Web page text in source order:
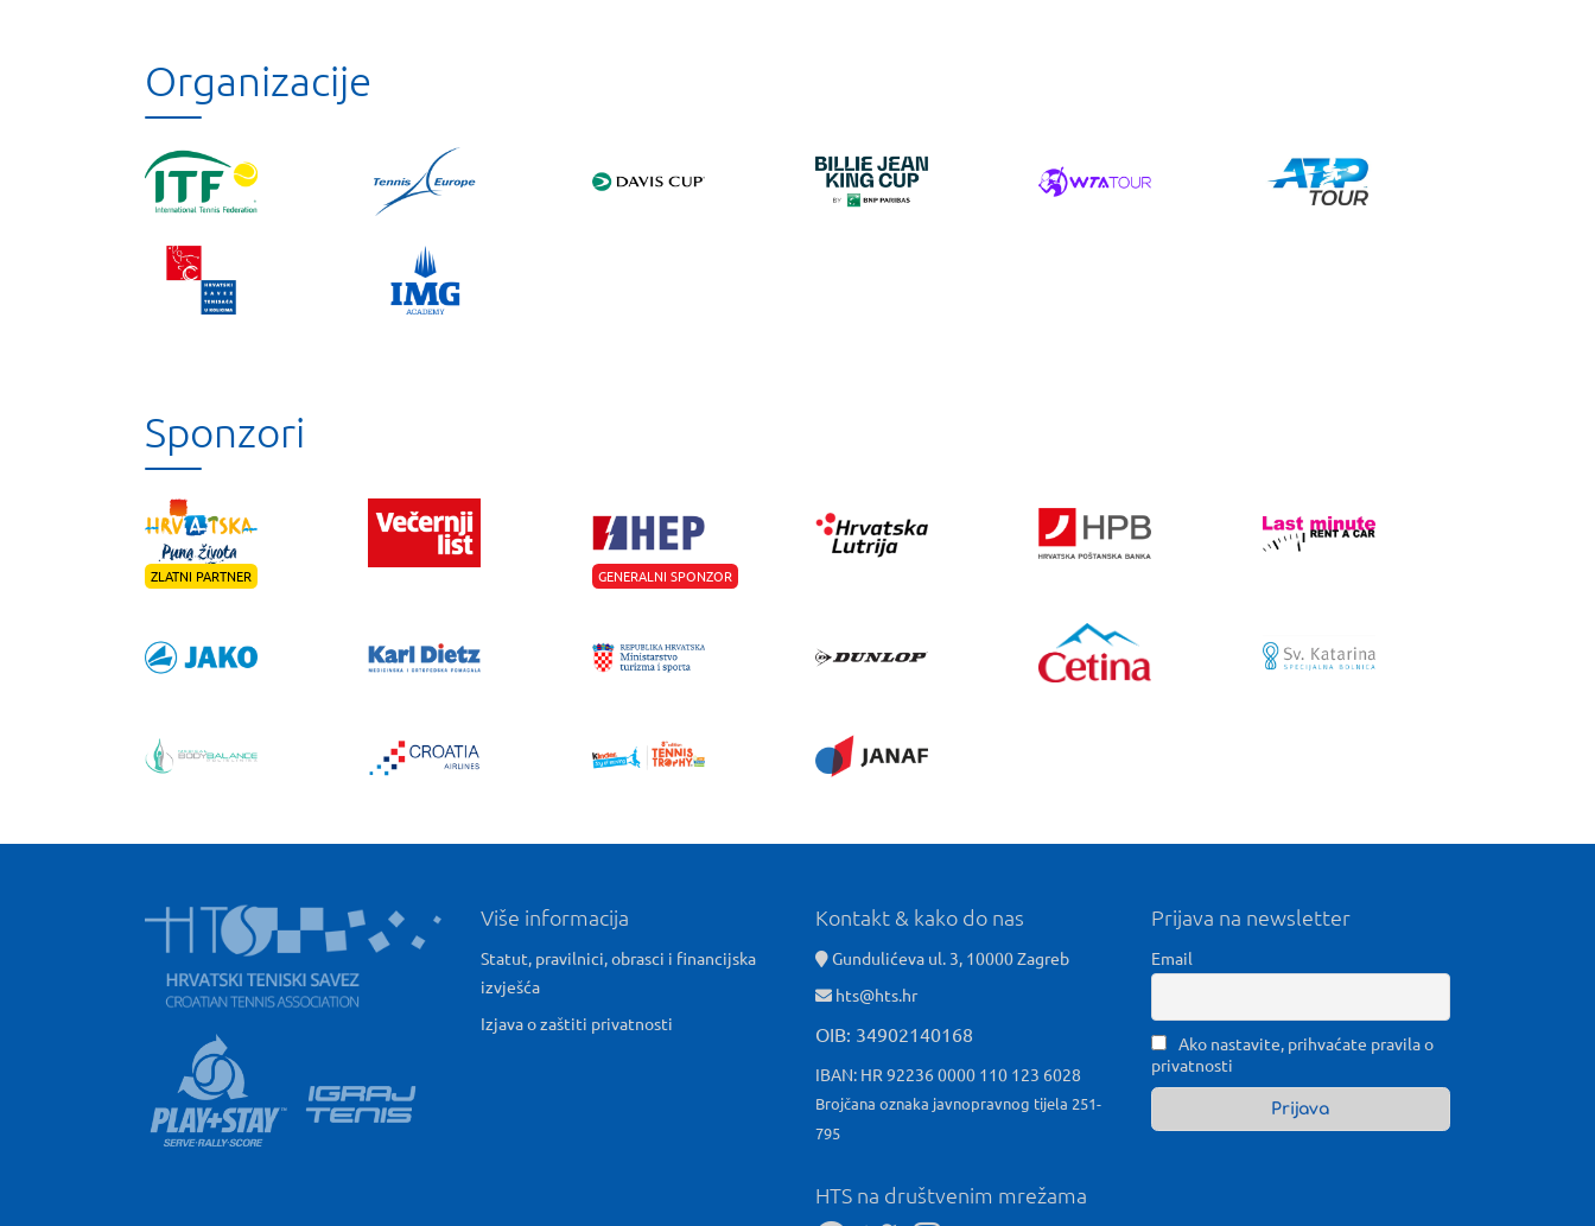
Organizacije
Sponzori
ZLATNI PARTNER GENERALNI SPONZOR
Više informacija
Statut, pravilnici, obrasci i financijska
izvješća
Izjava o zaštiti privatnosti
Kontakt & kako do nas
Gundulićeva ul. 3, 10000 Zagreb
hts@hts.hr
OIB: 34902140168
IBAN: HR 92236 0000 110 123 6028
Brojčana oznaka javnopravnog tijela 251-
795
HTS na društvenim mrežama
Prijava na newsletter
Email
Ako nastavite, prihvaćate pravila o
privatnosti